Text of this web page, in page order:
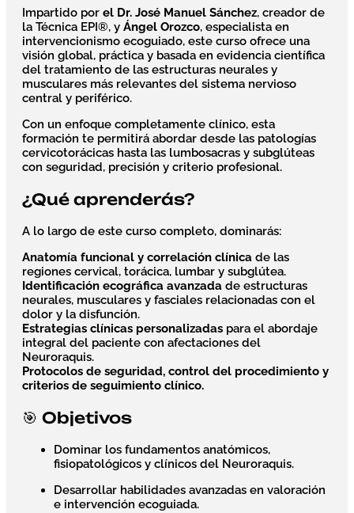
Impartido por el Dr. José Manuel Sánchez, creador de
la Técnica EPI®, y Ángel Orozco, especialista en
intervencionismo ecoguiado, este curso ofrece una
visión global, práctica y basada en evidencia científica
del tratamiento de las estructuras neurales y
musculares más relevantes del sistema nervioso
central y periférico.
Con un enfoque completamente clínico, esta
formación te permitirá abordar desde las patologías
cervicotorácicas hasta las lumbosacras y subglúteas
con seguridad, precisión y criterio profesional.
¿Qué aprenderás?
A lo largo de este curso completo, dominarás:
Anatomía funcional y correlación clínica de las
regiones cervical, torácica, lumbar y subglútea.
Identificación ecográfica avanzada de estructuras
neurales, musculares y fasciales relacionadas con el
dolor y la disfunción.
Estrategias clínicas personalizadas para el abordaje
integral del paciente con afectaciones del
Neuroraquis.
Protocolos de seguridad, control del procedimiento y
criterios de seguimiento clínico.
🎯 Objetivos
Dominar los fundamentos anatómicos,
fisiopatológicos y clínicos del Neuroraquis.
Desarrollar habilidades avanzadas en valoración
e intervención ecoguiada.